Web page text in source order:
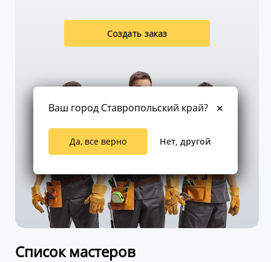
Создать заказ
Список мастеров
Ваш город Ставропольский край?
Да, все верно Нет, другой